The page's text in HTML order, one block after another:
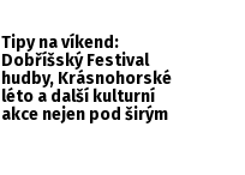
Tipy na víkend:
Dobříšský Festival
hudby, Krásnohorské
léto a další kulturní
akce nejen pod širým